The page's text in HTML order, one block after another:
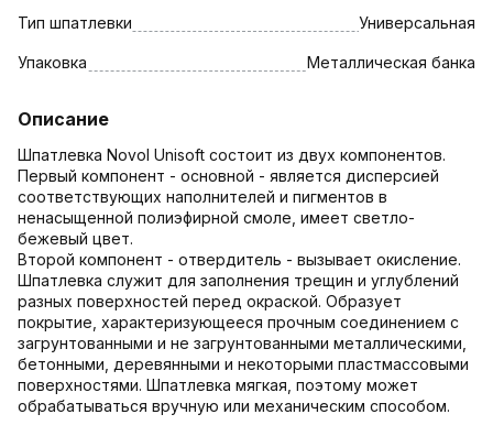
Тип шпатлевки Универсальная
Упаковка Металлическая банка
Описание
Шпатлевка Novol Unisoft состоит из двух компонентов.
Первый компонент - основной - является дисперсией
соответствующих наполнителей и пигментов в
ненасыщенной полиэфирной смоле, имеет светло-
бежевый цвет.
Второй компонент - отвердитель - вызывает окисление.
Шпатлевка служит для заполнения трещин и углублений
разных поверхностей перед окраской. Образует
покрытие, характеризующееся прочным соединением с
загрунтованными и не загрунтованными металлическими,
бетонными, деревянными и некоторыми пластмассовыми
поверхностями. Шпатлевка мягкая, поэтому может
обрабатываться вручную или механическим способом.